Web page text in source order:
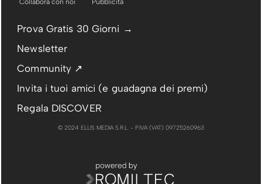
Prova Gratis 30 Giorni →
Newsletter
Community ↗
Invita i tuoi amici (e guadagna dei premi)
Regala DISCOVER
© 2024 ELLIS MEDIA S.R.L. - P.IVA (VAT) 09725260963